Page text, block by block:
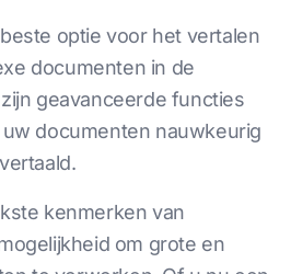
optie voor het vertalen
documenten in de
geavanceerde functies
documenten nauwkeurig
kenmerken van
om grote en